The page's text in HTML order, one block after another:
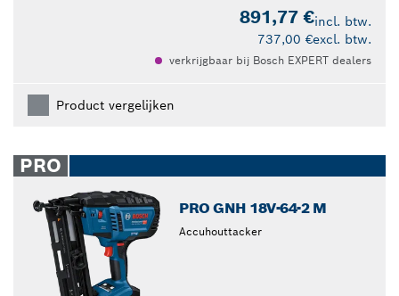
891,77 €incl. btw.
737,00 €excl. btw.
verkrijgbaar bij Bosch EXPERT dealers
Product vergelijken
PRO
PRO GNH 18V-64-2 M
Accuhouttacker